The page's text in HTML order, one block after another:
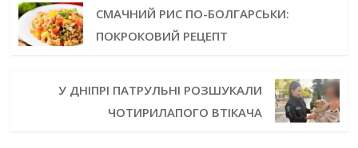
СМАЧНИЙ РИС ПО-БОЛГАРСЬКИ:
ПОКРОКОВИЙ РЕЦЕПТ
У ДНІПРІ ПАТРУЛЬНІ РОЗШУКАЛИ
ЧОТИРИЛАПОГО ВТІКАЧА